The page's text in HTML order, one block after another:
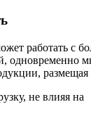
работать с
одновременно
не влияя на